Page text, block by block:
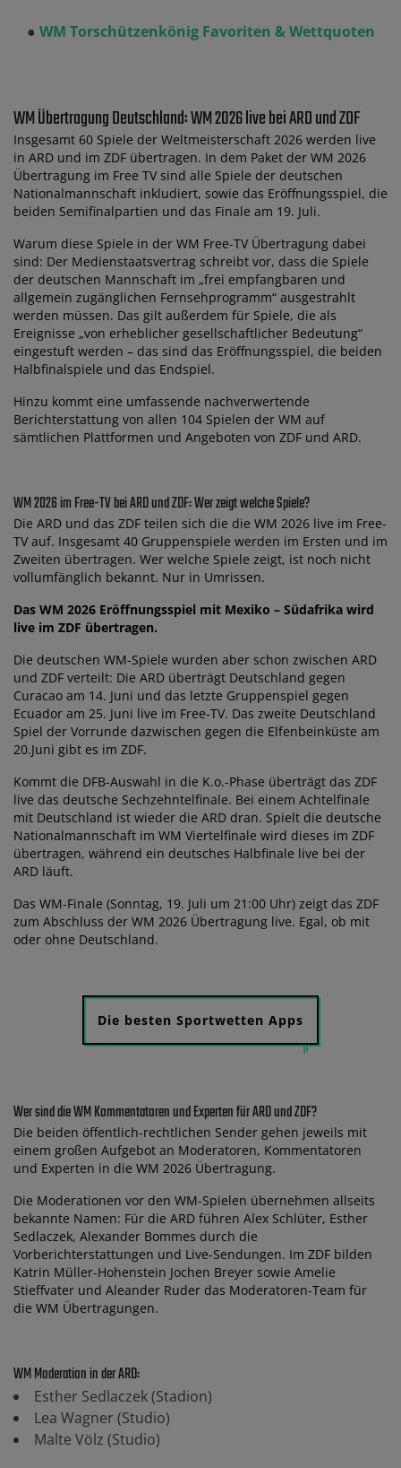
● WM Torschützenkönig Favoriten & Wettquoten
WM Übertragung Deutschland: WM 2026 live bei ARD und ZDF
Insgesamt 60 Spiele der Weltmeisterschaft 2026 werden live
in ARD und im ZDF übertragen. In dem Paket der WM 2026
Übertragung im Free TV sind alle Spiele der deutschen
Nationalmannschaft inkludiert, sowie das Eröffnungsspiel, die
beiden Semifinalpartien und das Finale am 19. Juli.
Warum diese Spiele in der WM Free-TV Übertragung dabei
sind: Der Medienstaatsvertrag schreibt vor, dass die Spiele
der deutschen Mannschaft im „frei empfangbaren und
allgemein zugänglichen Fernsehprogramm“ ausgestrahlt
werden müssen. Das gilt außerdem für Spiele, die als
Ereignisse „von erheblicher gesellschaftlicher Bedeutung“
eingestuft werden – das sind das Eröffnungsspiel, die beiden
Halbfinalspiele und das Endspiel.
Hinzu kommt eine umfassende nachverwertende
Berichterstattung von allen 104 Spielen der WM auf
sämtlichen Plattformen und Angeboten von ZDF und ARD.
WM 2026 im Free-TV bei ARD und ZDF: Wer zeigt welche Spiele?
Die ARD und das ZDF teilen sich die die WM 2026 live im Free-
TV auf. Insgesamt 40 Gruppenspiele werden im Ersten und im
Zweiten übertragen. Wer welche Spiele zeigt, ist noch nicht
vollumfänglich bekannt. Nur in Umrissen.
Das WM 2026 Eröffnungsspiel mit Mexiko – Südafrika wird
live im ZDF übertragen.
Die deutschen WM-Spiele wurden aber schon zwischen ARD
und ZDF verteilt: Die ARD überträgt Deutschland gegen
Curacao am 14. Juni und das letzte Gruppenspiel gegen
Ecuador am 25. Juni live im Free-TV. Das zweite Deutschland
Spiel der Vorrunde dazwischen gegen die Elfenbeinküste am
20.Juni gibt es im ZDF.
Kommt die DFB-Auswahl in die K.o.-Phase überträgt das ZDF
live das deutsche Sechzehntelfinale. Bei einem Achtelfinale
mit Deutschland ist wieder die ARD dran. Spielt die deutsche
Nationalmannschaft im WM Viertelfinale wird dieses im ZDF
übertragen, während ein deutsches Halbfinale live bei der
ARD läuft.
Das WM-Finale (Sonntag, 19. Juli um 21:00 Uhr) zeigt das ZDF
zum Abschluss der WM 2026 Übertragung live. Egal, ob mit
oder ohne Deutschland.
Die besten Sportwetten Apps
Wer sind die WM Kommentatoren und Experten für ARD und ZDF?
Die beiden öffentlich-rechtlichen Sender gehen jeweils mit
einem großen Aufgebot an Moderatoren, Kommentatoren
und Experten in die WM 2026 Übertragung.
Die Moderationen vor den WM-Spielen übernehmen allseits
bekannte Namen: Für die ARD führen Alex Schlüter, Esther
Sedlaczek, Alexander Bommes durch die
Vorberichterstattungen und Live-Sendungen. Im ZDF bilden
Katrin Müller-Hohenstein Jochen Breyer sowie Amelie
Stieffvater und Aleander Ruder das Moderatoren-Team für
die WM Übertragungen.
WM Moderation in der ARD:
Esther Sedlaczek (Stadion)
Lea Wagner (Studio)
Malte Völz (Studio)